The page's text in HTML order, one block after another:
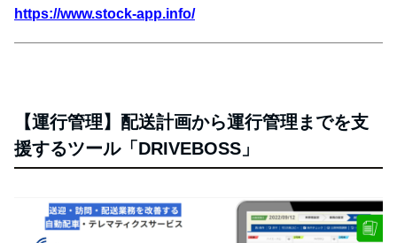
https://www.stock-app.info/
【運行管理】配送計画から運行管理までを支
援するツール「DRIVEBOSS」